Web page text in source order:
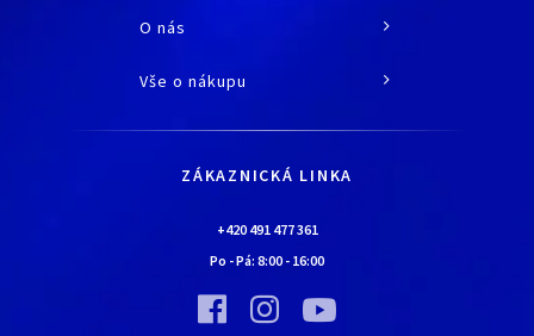
O nás
O společnosti
Kontaktní údaje
Bylo nebylo…
Vinný sklípek EURONA by Cerny
Bylo nebylo…
Vše o nákupu
Jak nakupovat
Nejčastěji kladené dotazy
Upravit nastavení ochrany
Whistleblowing
ZÁKAZNICKÁ LINKA
+420 491 477 361
Po - Pá: 8:00 - 16:00